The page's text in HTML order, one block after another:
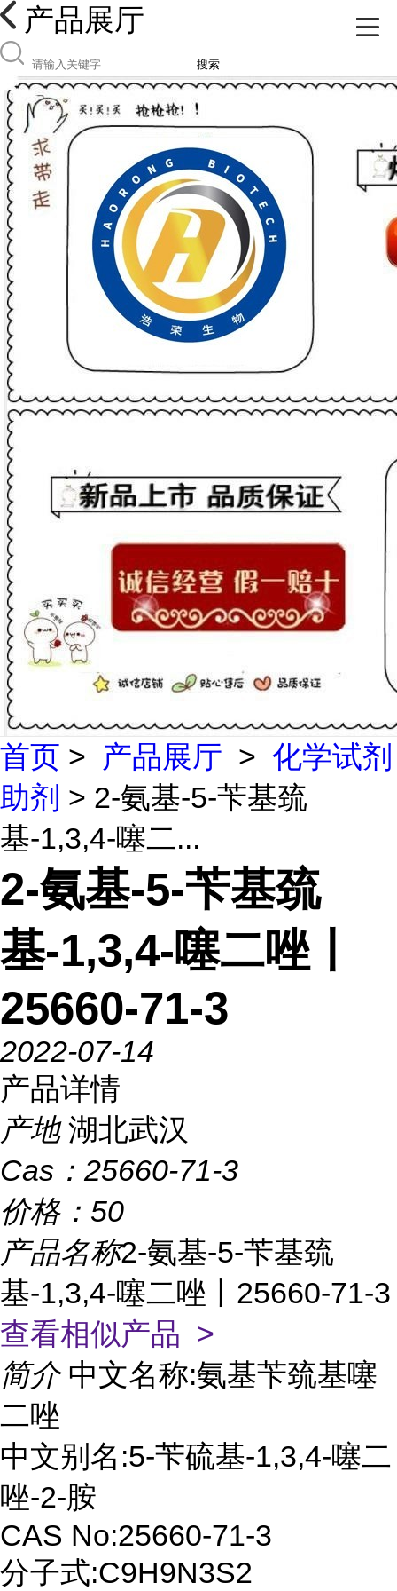
产品展厅
搜索
首页 > 产品展厅 > 化学试剂
助剂 > 2-氨基-5-苄基巯
基-1,3,4-噻二...
2-氨基-5-苄基巯
基-1,3,4-噻二唑丨
25660-71-3
2022-07-14
产品详情
产地 湖北武汉
Cas： 25660-71-3
价格： 50
产品名称2-氨基-5-苄基巯
基-1,3,4-噻二唑丨25660-71-3
查看相似产品 >
简介 中文名称:氨基苄巯基噻
二唑
中文别名:5-苄硫基-1,3,4-噻二
唑-2-胺
CAS No:25660-71-3
分子式:C9H9N3S2